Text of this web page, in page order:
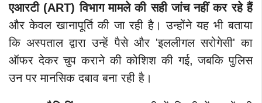
एआरटी (ART) विभाग मामले की सही जांच नहीं कर रहे हैं
और केवल खानापूर्ति की जा रही है। उन्होंने यह भी बताया
कि अस्पताल द्वारा उन्हें पैसे और 'इललीगल सरोगेसी' का
ऑफर देकर चुप कराने की कोशिश की गई, जबकि पुलिस
उन पर मानसिक दबाव बना रही है।